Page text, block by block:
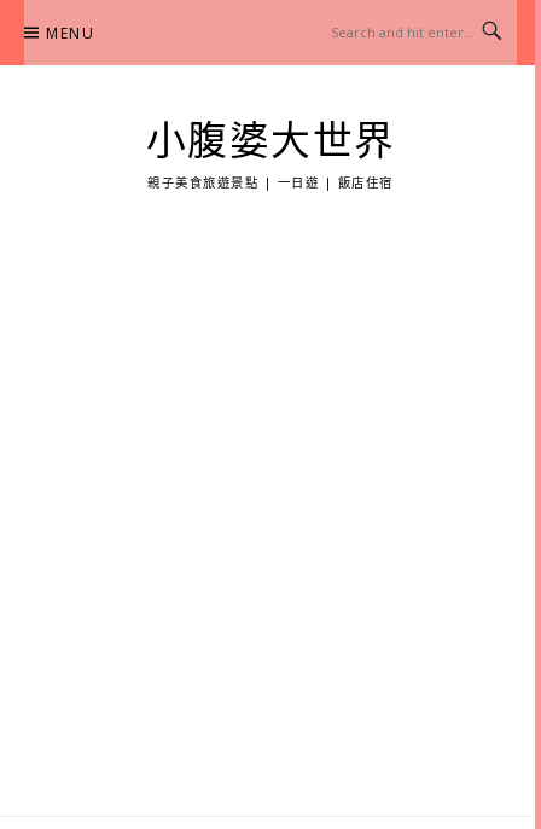
content
MENU
小腹婆大世界
親子美食旅遊景點 | 一日遊 | 飯店住宿